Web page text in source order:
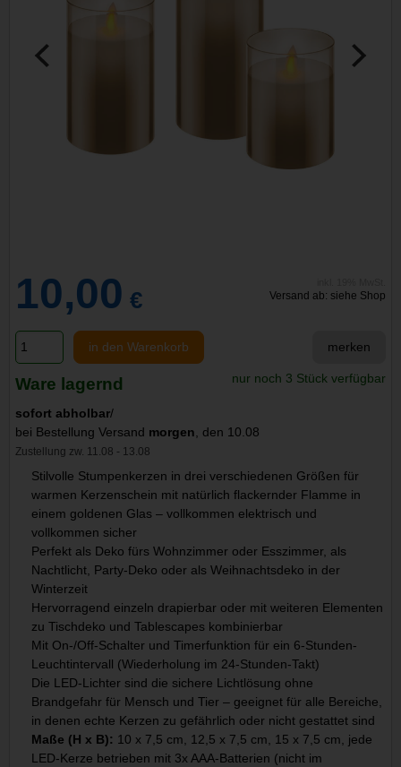
10,00 € Versand ab: siehe Shop
in den Warenkorb merken
Ware lagernd nur noch 3 Stück verfügbar
sofort abholbar/
bei Bestellung Versand morgen, den 10.08
Zustellung zw. 11.08 - 13.08
Stilvolle Stumpenkerzen in drei verschiedenen Größen für
warmen Kerzenschein mit natürlich flackernder Flamme in
einem goldenen Glas – vollkommen elektrisch und
vollkommen sicher
Perfekt als Deko fürs Wohnzimmer oder Esszimmer, als
Nachtlicht, Party-Deko oder als Weihnachtsdeko in der
Winterzeit
Hervorragend einzeln drapierbar oder mit weiteren Elementen
zu Tischdeko und Tablescapes kombinierbar
Mit On-/Off-Schalter und Timerfunktion für ein 6-Stunden-
Leuchtintervall (Wiederholung im 24-Stunden-Takt)
Die LED-Lichter sind die sichere Lichtlösung ohne
Brandgefahr für Mensch und Tier – geeignet für alle Bereiche,
in denen echte Kerzen zu gefährlich oder nicht gestattet sind
Maße (H x B): 10 x 7,5 cm, 12,5 x 7,5 cm, 15 x 7,5 cm, jede
LED-Kerze betrieben mit 3x AAA-Batterien (nicht im